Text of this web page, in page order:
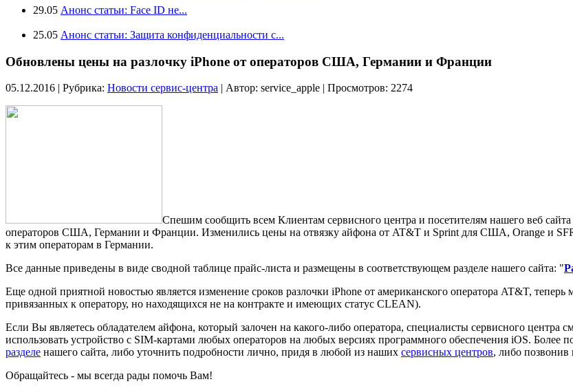
29.05 Анонс статьи: Face ID не...
25.05 Анонс статьи: Защита конфиденциальности с...
Обновлены цены на разлочку iPhone от операторов США, Германии и Франции
05.12.2016 | Рубрика: Новости сервис-центра | Автор: service_apple | Просмотров: 2274
Спешим сообщить всем Клиентам сервисного центра и посетителям нашего веб
операторов США, Германии и Франции. Изменились цены на отвязку айфона от AT&T и Sprint для США, Orange и
к этим операторам в Германии.
Все данные приведены в виде сводной таблице прайс-листа и размещены в соответствующем разделе нашего сайта: "
Еще одной приятной новостью является изменение сроков разлочки iPhone от американского оператора AT&T,
привязанных к оператору, но находящихся не на контракте и имеющих статус CLEAN).
Если Вы являетесь обладателем айфона, который залочен на какого-либо оператора, специалисты сервисного
использовать устройство с SIM-картами любых операторов на любых версиях программного обеспечения iOS. Более
разделе нашего сайта, либо уточнить подробности лично, придя в любой из наших сервисных центров, либо позвонив
Обращайтесь - мы всегда рады помочь Вам!